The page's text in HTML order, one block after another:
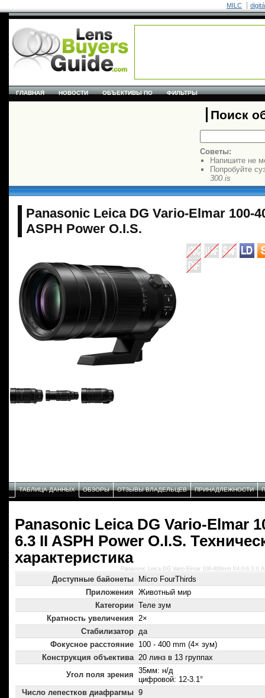
MILC
ГЛАВНАЯ НОВОСТИ ОБЪЕКТИВЫ ПО ФИЛЬТРЫ
Поиск
Советы:
Напишите не
Попробуйте
300 is
Panasonic Leica DG Vario-Elmar 100-
ASPH Power O.I.S.
ТАБЛИЦА ДАННЫХ ОБЗОРЫ ОТЗЫВЫ ВЛАДЕЛЬЦЕВ ПРИНАДЛЕЖНОСТИ
Panasonic Leica DG Vario-Elmar
6.3 II ASPH Power O.I.S.
характеристика
Доступные байонеты
Micro FourThirds
Приложения Животный мир
Категории Теле зум
Кратность увеличения 2×
Стабилизатор да
Фокусное расстояние 100 - 400 mm (4× зум)
Конструкция объектива 20 линз в 13 группах
Угол поля зрения 35мм: н/д
цифровой: 12-3.1°
Число лепестков диафрагмы 9
Panasonic Leica DG Vario-Elmar 100-400mm f/4.0-6.3 II